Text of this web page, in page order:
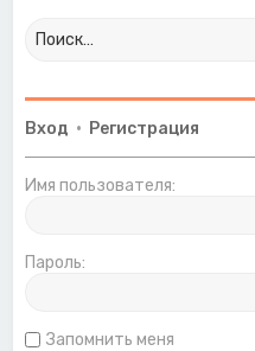
Вход • Регистрация
Имя пользователя:
Пароль:
Запомнить меня